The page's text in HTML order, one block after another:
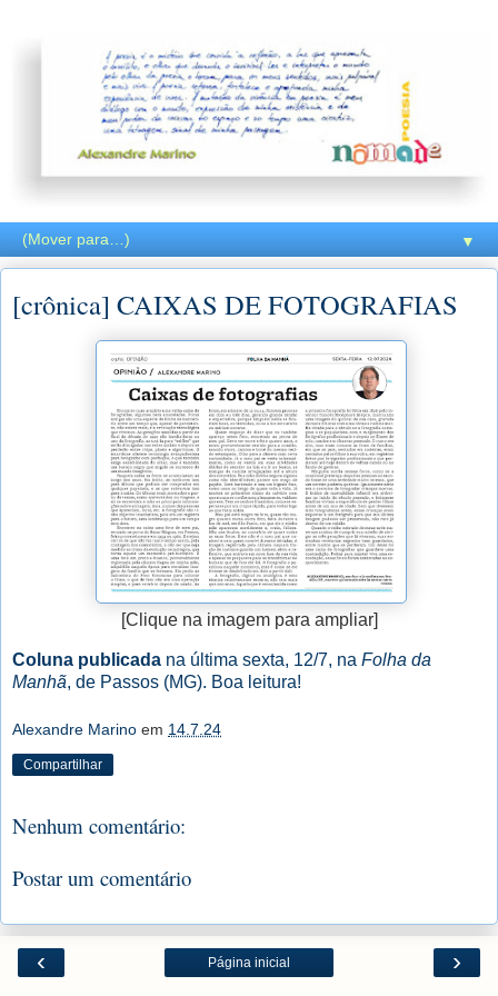
▼
[crônica] CAIXAS DE FOTOGRAFIAS
[Clique na imagem para ampliar]
Coluna publicada na última sexta, 12/7, na Folha da
Manhã, de Passos (MG). Boa leitura!
Alexandre Marino em 14.7.24
Compartilhar
Nenhum comentário:
Postar um comentário
‹ ›
Página inicial